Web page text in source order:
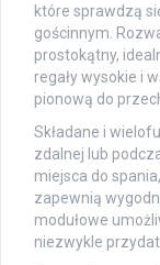
które sprawdzą
gościnnym.
prostokątny,
regały wysokie i
pionową do
Składane i
zdalnej lub
miejsca do spania,
zapewnią
modułowe
niezwykle